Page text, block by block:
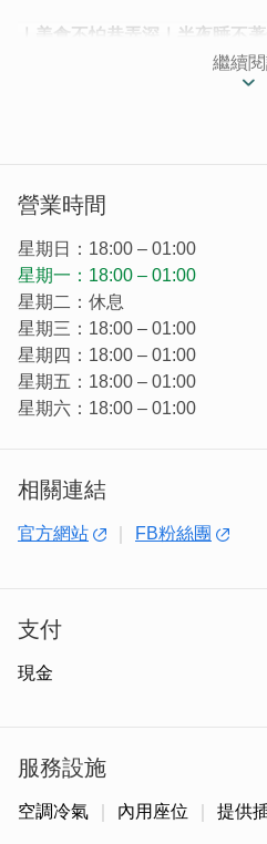
｜美食不怕巷弄深｜半夜睡不
繼續
營業時間
星期日：18:00 – 01:00
星期一：18:00 – 01:00
星期二：休息
星期三：18:00 – 01:00
星期四：18:00 – 01:00
星期五：18:00 – 01:00
星期六：18:00 – 01:00
相關連結
官方網站 FB粉絲團
支付
現金
服務設施
空調冷氣 內用座位 提供